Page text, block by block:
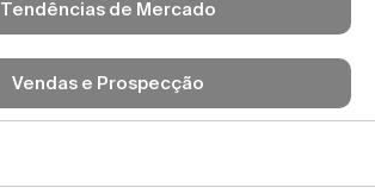
Tendências de Mercado
Vendas e Prospecção